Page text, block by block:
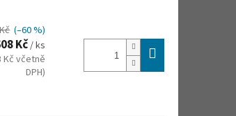
(–60 %)
Kč/ ks
Kč včetně
DPH)